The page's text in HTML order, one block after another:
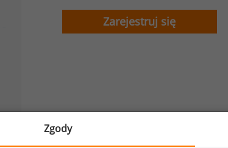
Zarejestruj się
Zgody